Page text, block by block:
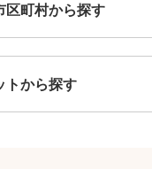
区町村から探す
トから探す